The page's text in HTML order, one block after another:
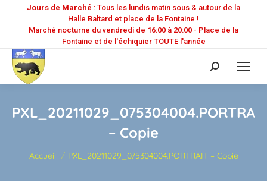
Jours de Marché : Tous les lundis matin sous & autour de la
Halle Baltard et place de la Fontaine !
Marché nocturne du vendredi de 16:00 à 20:00 - Place de la
Fontaine et de l'échiquier TOUTE l'année
Recherche
:
– Copie
Vous êtes ici :
Accueil PXL_20211029_075304004.PORTRAIT – Copie